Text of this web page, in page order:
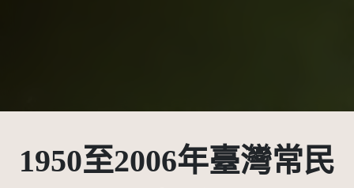
1950至2006年臺灣常民